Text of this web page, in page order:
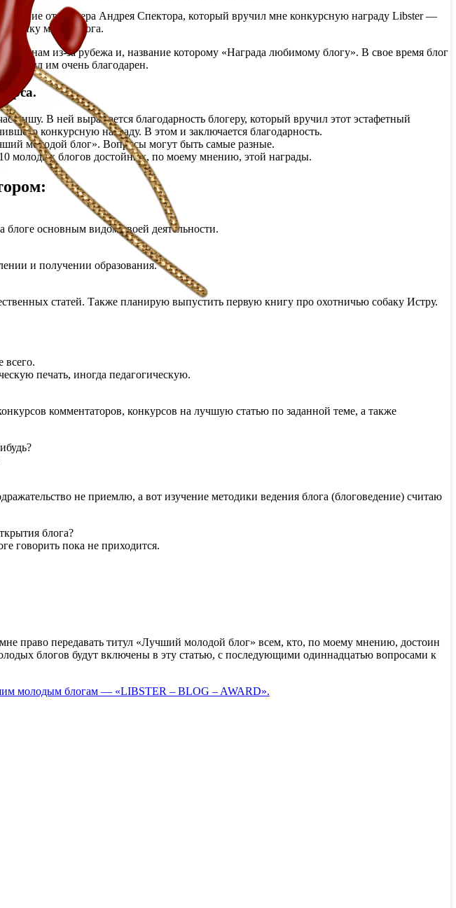
от блогера Андрея Спектора, который вручил мне конкурсную награду Libster —
моего блога.
к нам из-за рубежа и, название которому «Награда любимому блогу». В свое время блог
был им очень благодарен.
пишу. В ней выражается благодарность блогеру, который вручил этот эстафетный
конкурсную награду. В этом и заключается благодарность.
молодой блог». Вопросы могут быть самые разные.
молодых блогов достойных, по моему мнению, этой награды.
блоге основным видом своей деятельности.
и получении образования.
статей. Также планирую выпустить первую книгу про охотничью собаку Истру.
всего.
печать, иногда педагогическую.
комментаторов, конкурсов на лучшую статью по заданной теме, а также
не приемлю, а вот изучение методики ведения блога (блоговедение) считаю
блога?
говорить пока не приходится.
право передавать титул «Лучший молодой блог» всем, кто, по моему мнению, достоин
блогов будут включены в эту статью, с последующими одиннадцатью вопросами к
молодым блогам — «LIBSTER – BLOG – AWARD».